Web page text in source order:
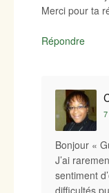
Merci pour ta
Répondre
Bonjour «
J’ai
sentiment
difficultés